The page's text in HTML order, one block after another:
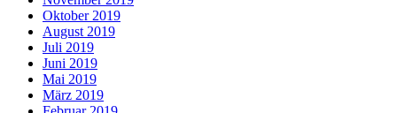
Oktober 2019
August 2019
Juli 2019
Juni 2019
Mai 2019
März 2019